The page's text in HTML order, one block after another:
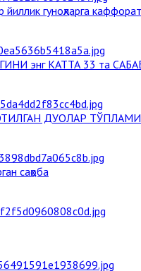
гуноҳларга
энг КАТТА 33 та
ДУОЛАР ТЎПЛАМИ
саҳоба